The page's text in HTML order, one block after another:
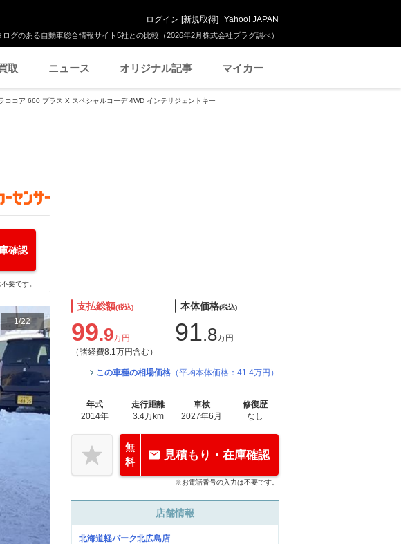
グのある自動車総合情報サイト5社との比較（2026年2月株式会社プラグ調べ）
ログイン [新規取得] Yahoo! JAPAN
取 ニュース オリジナル記事 マイカー
ココア 660 プラス X スペシャルコーデ 4WD インテリジェントキー
確認
要です。
1/22
支払総額(税込)
99.9万円
（諸経費8.1万円含む）
本体価格(税込)
91.8万円
この車種の相場価格 （平均本体価格：41.4万円）
年式
2014年
走行距離
3.4万km
車検
2027年6月
修復歴
なし
無
料
見積もり・在庫確認
※お電話番号の入力は不要です。
店舗情報
北海道軽パーク北広島店